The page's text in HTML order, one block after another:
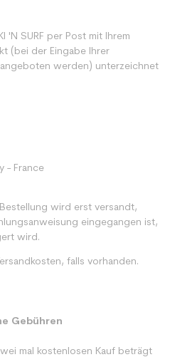
'N SURF per Post mit Ihrem
(bei der Eingabe Ihrer
werden) unterzeichnet
- France
wird erst versandt,
eingegangen ist,
wird.
falls vorhanden.
Gebühren
mal kostenlosen Kauf beträgt